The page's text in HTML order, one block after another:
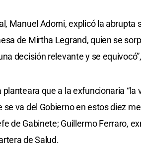
Manuel Adorni, explicó la
de Mirtha Legrand, quien se
decisión relevante y se
que a la exfuncionaria “la
va del Gobierno en estos diez
de Gabinete; Guillermo Ferraro,
de Salud.